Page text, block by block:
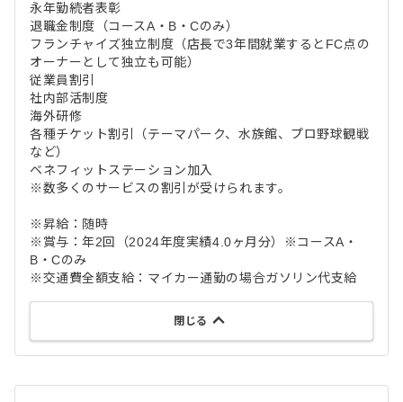
永年勤続者表彰
退職金制度（コースA・B・Cのみ）
フランチャイズ独立制度（店長で3年間就業するとFC点の
オーナーとして独立も可能）
従業員割引
社内部活制度
海外研修
各種チケット割引（テーマパーク、水族館、プロ野球観戦
など）
ベネフィットステーション加入
※数多くのサービスの割引が受けられます。
※昇給：随時
※賞与：年2回（2024年度実績4.0ヶ月分）※コースA・
B・Cのみ
※交通費全額支給：マイカー通勤の場合ガソリン代支給
閉じる